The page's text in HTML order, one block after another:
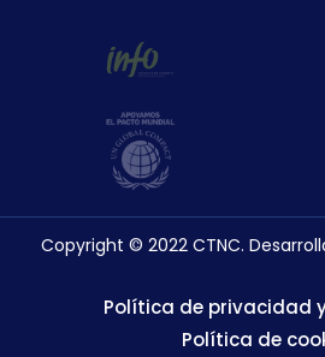
Copyright © 2022 CTNC.
Política de privacidad
Política de